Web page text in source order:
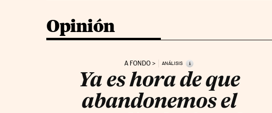
Opinión
A FONDO ANÁLISIS i
Ya es hora de que
abandonemos el